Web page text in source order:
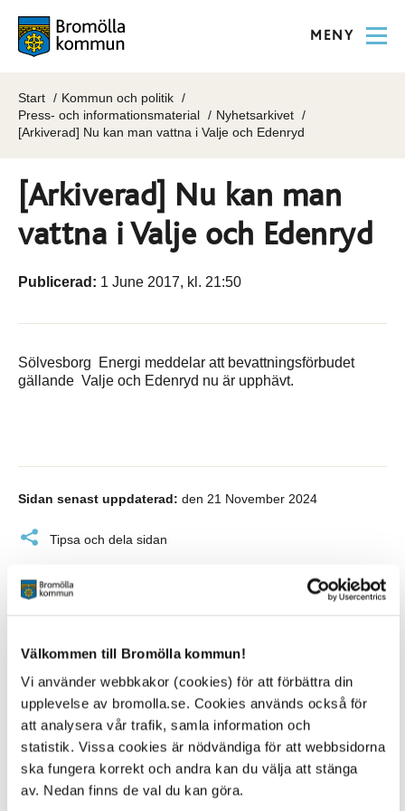
Välkommen till Bromölla kommun!
Vi använder webbkakor (cookies) för att förbättra din
upplevelse av bromolla.se. Cookies används också för
att analysera vår trafik, samla information och
statistik. Vissa cookies är nödvändiga för att webbsidorna
ska fungera korrekt och andra kan du välja att stänga
av. Nedan finns de val du kan göra.
MENY
Start
Kommun och politik
Press- och informationsmaterial
Nyhetsarkivet
[Arkiverad] Nu kan man vattna i Valje och Edenryd
[Arkiverad] Nu kan man
vattna i Valje och Edenryd
Publicerad: 1 June 2017, kl. 21:50
Sölvesborg Energi meddelar att bevattningsförbudet
gällande Valje och Edenryd nu är upphävt.
Sidan senast uppdaterad: den 21 November 2024
Tipsa och dela sidan
Kommentera